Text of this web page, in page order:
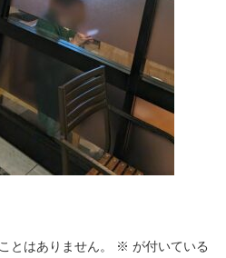
とはありません。 ※ が付いている